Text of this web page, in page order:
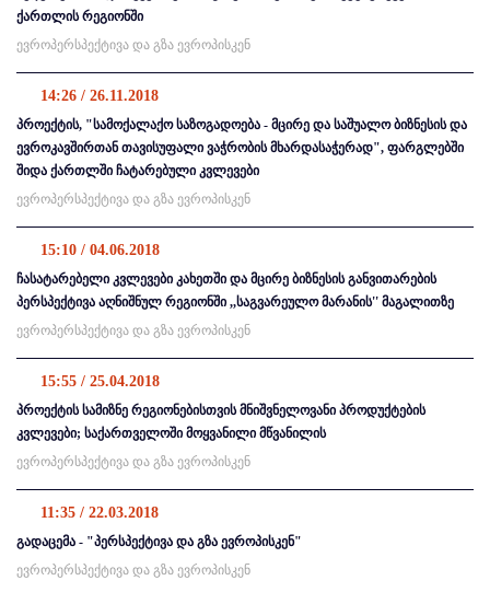
ქართლის რეგიონში
ევროპერსპექტივა და გზა ევროპისკენ
14:26 / 26.11.2018
პროექტის, "სამოქალაქო საზოგადოება - მცირე და საშუალო ბიზნესის და
ევროკავშირთან თავისუფალი ვაჭრობის მხარდასაჭერად", ფარგლებში
შიდა ქართლში ჩატარებული კვლევები
ევროპერსპექტივა და გზა ევროპისკენ
15:10 / 04.06.2018
ჩასატარებელი კვლევები კახეთში და მცირე ბიზნესის განვითარების
პერსპექტივა აღნიშნულ რეგიონში ,,საგვარეულო მარანის'' მაგალითზე
ევროპერსპექტივა და გზა ევროპისკენ
15:55 / 25.04.2018
პროექტის სამიზნე რეგიონებისთვის მნიშვნელოვანი პროდუქტების
კვლევები; საქართველოში მოყვანილი მწვანილის
ევროპერსპექტივა და გზა ევროპისკენ
11:35 / 22.03.2018
გადაცემა - "პერსპექტივა და გზა ევროპისკენ"
ევროპერსპექტივა და გზა ევროპისკენ